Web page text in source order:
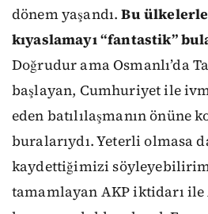
dönem yaşandı.Bu
kıyaslamayı “fantastik”
Doğrudur ama Osmanlı’da
başlayan, Cumhuriyet ile
eden batılılaşmanın önüne
buralarıydı. Yeterli olmasa
kaydettiğimizi
tamamlayan AKP iktidarı ile